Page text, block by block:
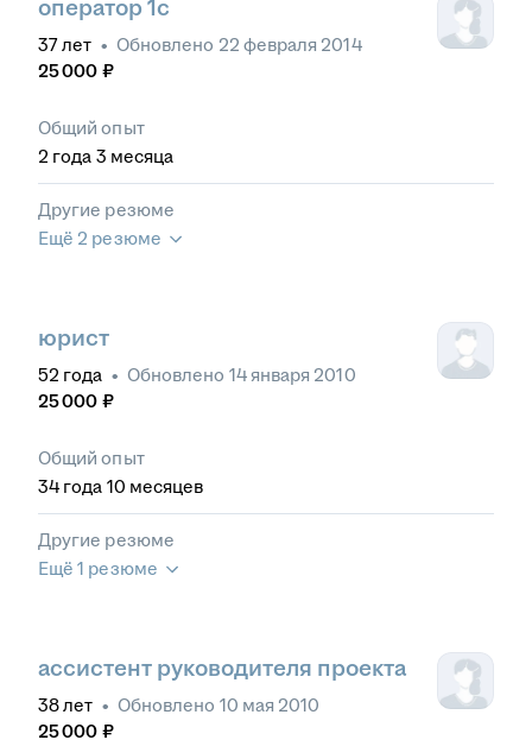
оператор 1с
37лет • Обновлено 22 февраля 2014
25 000 ₽
Общий опыт
2 года 3 месяца
Другие резюме
Ещё 2 резюме
юрист
52 года • Обновлено 14 января 2010
25 000 ₽
Общий опыт
34 года 10 месяцев
Другие резюме
Ещё 1 резюме
ассистент руководителя проекта
38лет • Обновлено 10 мая 2010
25 000 ₽